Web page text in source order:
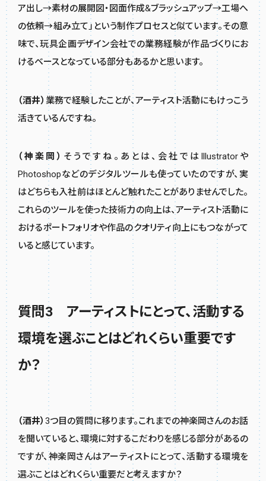
ア出し→素材の展開図・図面作成&ブラッシュアップ→工場へ
の依頼→組み立て」という制作プロセスと似ています。その意
味で、玩具企画デザイン会社での業務経験が作品づくりにお
けるベースとなっている部分もあるかと思います。
（酒井） 業務で経験したことが、アーティスト活動にもけっこう
活きているんですね。
（神楽岡） そうですね。あとは、会社ではIllustratorや
Photoshopなどのデジタルツールも使っていたのですが、実
はどちらも入社前はほとんど触れたことがありませんでした。
これらのツールを使った技術力の向上は、アーティスト活動に
おけるポートフォリオや作品のクオリティ向上にもつながって
いると感じています。
質問3 アーティストにとって、活動する
環境を選ぶことはどれくらい重要です
か？
（酒井）3つ目の質問に移ります。これまでの神楽岡さんのお話
を聞いていると、環境に対するこだわりを感じる部分があるの
ですが、神楽岡さんはアーティストにとって、活動する環境を
選ぶことはどれくらい重要だと考えますか？